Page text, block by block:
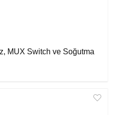
MUX Switch ve Soğutma